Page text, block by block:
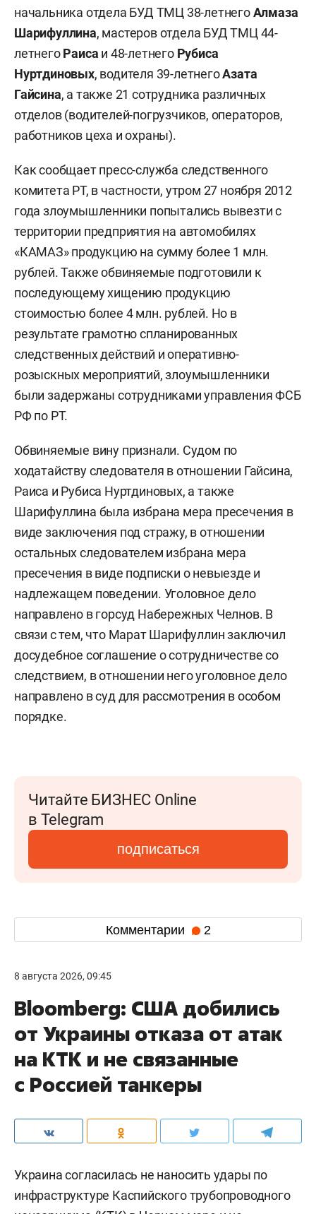
начальника отдела БУД ТМЦ 38-летнегоАлмаза
Шарифуллина, мастеров отдела БУД ТМЦ 44-
летнегоРаиса и 48-летнего Рубиса
Нуртдиновых, водителя 39-летнегоАзата
Гайсина, а также 21 сотрудника различных
отделов (водителей-погрузчиков, операторов,
работников цеха и охраны).
Как сообщает пресс-служба следственного
комитета РТ, в частности, утром 27 ноября 2012
года злоумышленники попытались вывезти с
территории предприятия на автомобилях
«КАМАЗ» продукцию на сумму более 1 млн.
рублей. Также обвиняемые подготовили к
последующему хищению продукцию
стоимостью более 4 млн. рублей. Но в
результате грамотно спланированных
следственных действий и оперативно-
розыскных мероприятий, злоумышленники
были задержаны сотрудниками управления ФСБ
РФ по РТ.
Обвиняемые вину признали. Судом по
ходатайству следователя в отношении Гайсина,
Раиса и Рубиса Нуртдиновых, а также
Шарифуллина была избрана мера пресечения в
виде заключения под стражу, в отношении
остальных следователем избрана мера
пресечения в виде подписки о невыезде и
надлежащем поведении. Уголовное дело
направлено в горсуд Набережных Челнов. В
связи с тем, что Марат Шарифуллин заключил
досудебное соглашение о сотрудничестве со
следствием, в отношении него уголовное дело
направлено в суд для рассмотрения в особом
порядке.
Читайте БИЗНЕС Online
в Telegram
подписаться
Комментарии 2
8 августа 2026, 09:45
Bloomberg: США добились
от Украины отказа от атак
на КТК и не связанные
с Россией танкеры
Украина согласилась не наносить удары по
инфраструктуре Каспийского трубопроводного